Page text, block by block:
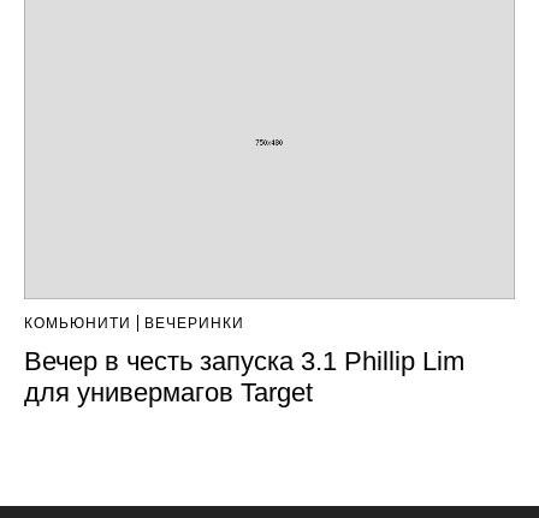
КОМЬЮНИТИ ВЕЧЕРИНКИ
Вечер в честь запуска 3.1 Phillip Lim
для универмагов Target